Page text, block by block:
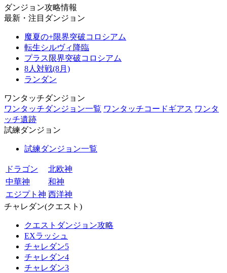
ダンジョン攻略情報
最新・注目ダンジョン
魔夏の+限界突破コロシアム
転生シルヴィ降臨
プラス限界突破コロシアム
8人対戦(8月)
ランダン
ワンタッチダンジョン
ワンタッチダンジョン一覧 ワンタッチコードギアス ワンタ
ッチ遺跡
試練ダンジョン
試練ダンジョン一覧
ドラゴン
北欧神
中華神
和神
エジプト神 西洋神
チャレダン(クエスト)
クエストダンジョン攻略
EXラッシュ
チャレダン5
チャレダン4
チャレダン3